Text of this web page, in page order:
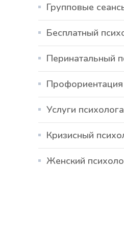
Групповые
Бесплатный
Перинатальный
Услуги психолога
Кризисный
Женский